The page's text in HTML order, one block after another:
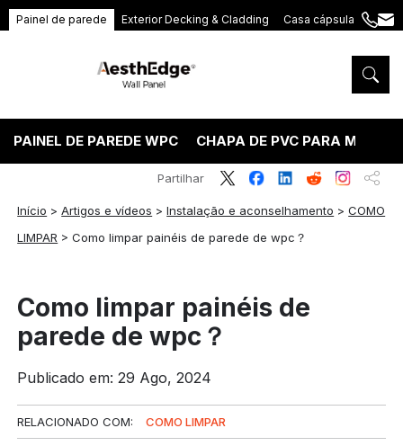
Painel de parede Exterior Decking & Cladding Casa cápsula
+86
5575
PAINEL DE PAREDE WPC CHAPA DE PVC PARA
Início >Artigos e vídeos >Instalação e aconselhamento >COMO
LIMPAR >Como limpar painéis de parede de wpc？
Partilhar
Como limpar painéis de
parede de wpc？
Publicado em: 29 Ago, 2024
RELACIONADO COM: COMO LIMPAR